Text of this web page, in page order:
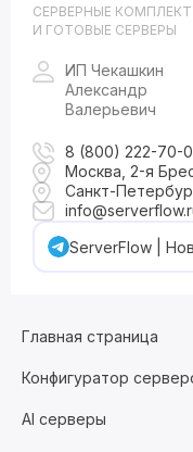
СЕРВЕРНЫЕ
И ГОТОВЫЕ СЕРВЕРЫ
ИП Чекашкин
Александр
Валерьевич
8 (800) 222-70-
Москва, 2-я
Санкт-
ServerFlow |
Главная страница
Конфигуратор
AI серверы